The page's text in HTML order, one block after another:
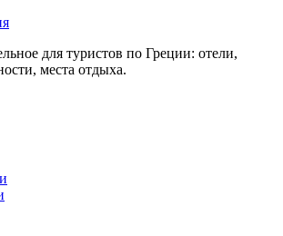
для туристов по Греции: отели,
места отдыха.